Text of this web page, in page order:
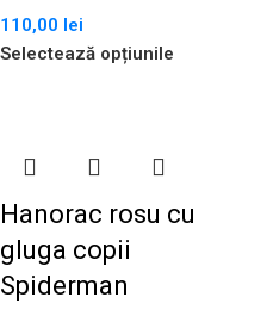
110,00 lei
Selectează opțiunile
Hanorac rosu cu
gluga copii
Spiderman